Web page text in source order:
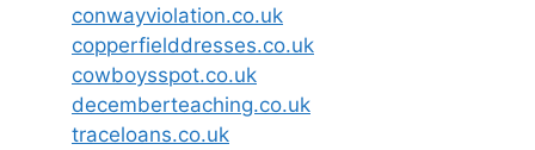
conwayviolation.co.uk
copperfielddresses.co.uk
cowboysspot.co.uk
decemberteaching.co.uk
traceloans.co.uk